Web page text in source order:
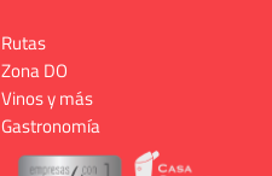
Rutas
Zona DO
Vinos y más
Gastronomía